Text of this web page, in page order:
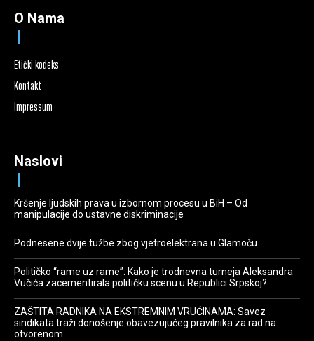
O Nama
Etički kodeks
Kontakt
Impressum
Naslovi
Kršenje ljudskih prava u izbornom procesu u BiH – Od
manipulacije do ustavne diskriminacije
Podnesene dvije tužbe zbog vjetroelektrana u Glamoču
Političko “rame uz rame”: Kako je trodnevna turneja Aleksandra
Vučića zacementirala političku scenu u Republici Srpskoj?
ZAŠTITA RADNIKA NA EKSTREMNIM VRUĆINAMA: Savez
sindikata traži donošenje obavezujućeg pravilnika za rad na
otvorenom